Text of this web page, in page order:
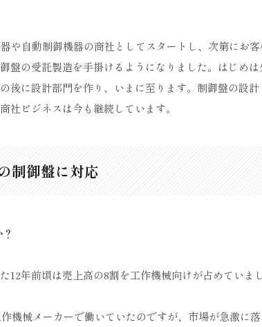
や自動制御機器の商社としてスタートし、次第にお
盤の受託製造を手掛けるようになりました。はじめ
後に設計部門を作り、いまに至ります。制御盤の設
社ビジネスは今も継続しています。
制御盤に対応
年前頃は売上高の8割を工作機械向けが占めていまし
機械メーカーで働いていたのですが、市場が急激に